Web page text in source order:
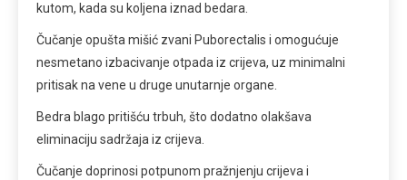
kutom, kada su koljena iznad bedara.
Čučanje opušta mišić zvani Puborectalis i omogućuje
nesmetano izbacivanje otpada iz crijeva, uz minimalni
pritisak na vene u druge unutarnje organe.
Bedra blago pritišću trbuh, što dodatno olakšava
eliminaciju sadržaja iz crijeva.
Čučanje doprinosi potpunom pražnjenju crijeva i